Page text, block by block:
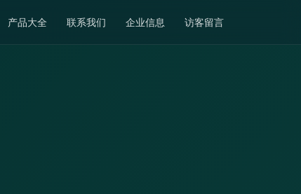
产品大全 联系我们 企业信息 访客留言